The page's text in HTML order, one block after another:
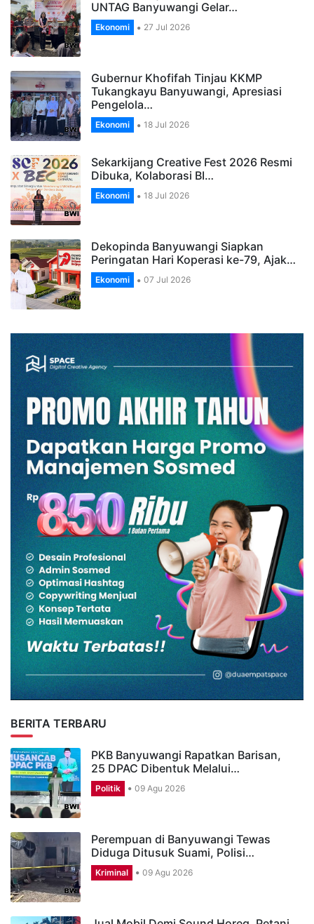
UNTAG Banyuwangi Gelar…
Ekonomi 27 Jul 2026
Gubernur Khofifah Tinjau KKMP
Tukangkayu Banyuwangi, Apresiasi
Pengelola…
Ekonomi 18 Jul 2026
Sekarkijang Creative Fest 2026 Resmi
Dibuka, Kolaborasi BI…
Ekonomi 18 Jul 2026
Dekopinda Banyuwangi Siapkan
Peringatan Hari Koperasi ke-79, Ajak…
Ekonomi 07 Jul 2026
BERITA TERBARU
PKB Banyuwangi Rapatkan Barisan,
25 DPAC Dibentuk Melalui…
Politik 09 Agu 2026
Perempuan di Banyuwangi Tewas
Diduga Ditusuk Suami, Polisi…
Kriminal 09 Agu 2026